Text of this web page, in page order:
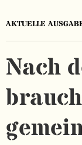
AKTUELLE
Nach